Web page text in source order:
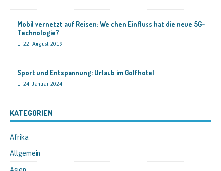
Mobil vernetzt auf Reisen: Welchen Einfluss hat die neue 5G-
Technologie?
22. August 2019
Sport und Entspannung: Urlaub im Golfhotel
24. Januar 2024
KATEGORIEN
Afrika
Allgemein